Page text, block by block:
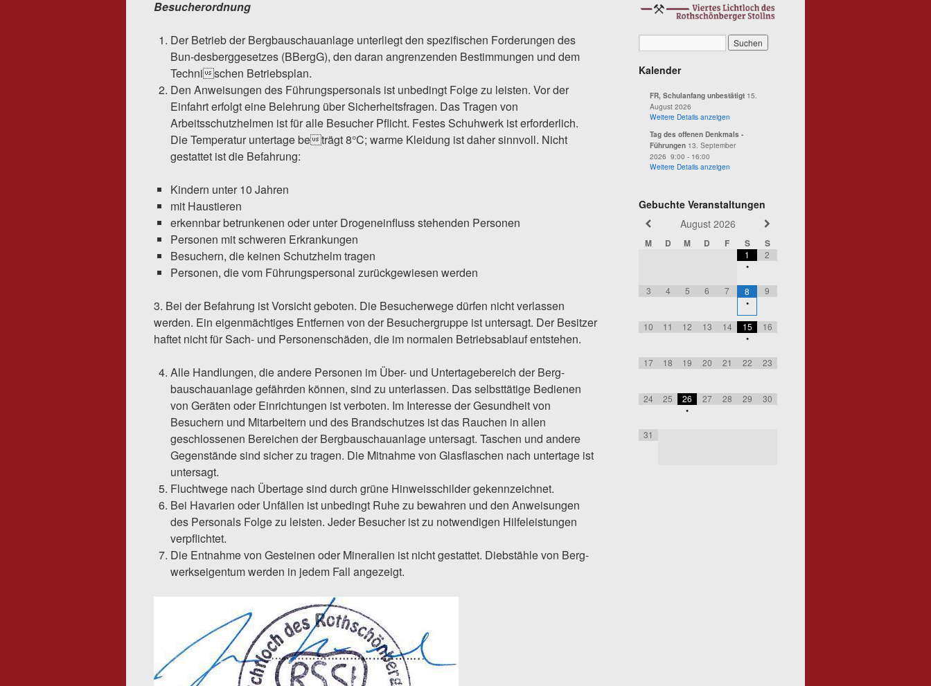
Besucherordnung
Der Betrieb der Bergbauschauanlage unterliegt den spezifischen Forderungen des
Bun-desberggesetzes (BBergG), den daran angrenzenden Bestimmungen und dem
Technischen Betriebsplan.
Den Anweisungen des Führungspersonals ist unbedingt Folge zu leisten. Vor der
Einfahrt erfolgt eine Belehrung über Sicherheitsfragen. Das Tragen von
Arbeitsschutzhelmen ist für alle Besucher Pflicht. Festes Schuhwerk ist erforderlich.
Die Temperatur untertage beträgt 8°C; warme Kleidung ist daher sinnvoll. Nicht
gestattet ist die Befahrung:
Kindern unter 10 Jahren
mit Haustieren
erkennbar betrunkenen oder unter Drogeneinfluss stehenden Personen
Personen mit schweren Erkrankungen
Besuchern, die keinen Schutzhelm tragen
Personen, die vom Führungspersonal zurückgewiesen werden
3. Bei der Befahrung ist Vorsicht geboten. Die Besucherwege dürfen nicht verlassen
werden. Ein eigenmächtiges Entfernen von der Besuchergruppe ist untersagt. Der Besitzer
haftet nicht für Sach- und Personenschäden, die im normalen Betriebsablauf entstehen.
Alle Handlungen, die andere Personen im Über- und Untertagebereich der Berg-
bauschauanlage gefährden können, sind zu unterlassen. Das selbsttätige Bedienen
von Geräten oder Einrichtungen ist verboten. Im Interesse der Gesundheit von
Besuchern und Mitarbeitern und des Brandschutzes ist das Rauchen in allen
geschlossenen Bereichen der Bergbauschauanlage untersagt. Taschen und andere
Gegenstände sind sicher zu tragen. Die Mitnahme von Glasflaschen nach untertage ist
untersagt.
Fluchtwege nach Übertage sind durch grüne Hinweisschilder gekennzeichnet.
Bei Havarien oder Unfällen ist unbedingt Ruhe zu bewahren und den Anweisungen
des Personals Folge zu leisten. Jeder Besucher ist zu notwendigen Hilfeleistungen
verpflichtet.
Die Entnahme von Gesteinen oder Mineralien ist nicht gestattet. Diebstähle von Berg-
werkseigentum werden in jedem Fall angezeigt.
Kalender
FR, Schulanfang unbestätigt 15.
August 2026
Weitere Details anzeigen
Tag des offenen Denkmals -
Führungen 13. September
2026 9:00 - 16:00
Weitere Details anzeigen
Gebuchte Veranstaltungen
August 2026
M D M D F S S
1
•
2
3 4 5 6 7 8
•
9
10 11 12 13 14 15
•
16
17 18 19 20 21 22 23
24 25 26
•
27 28 29 30
31